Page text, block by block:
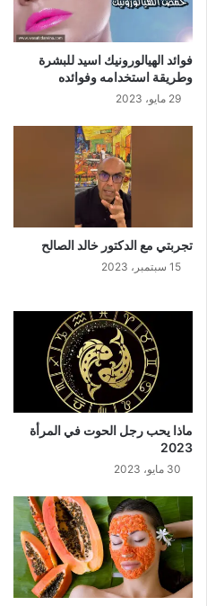
فوائد الهيالورونيك اسيد للبشرة
وطريقة استخدامه وفوائده
29 مايو، 2023
تجربتي مع الدكتور خالد الصالح
15 سبتمبر، 2023
ماذا يحب رجل الحوت في المرأة
2023
30 مايو، 2023